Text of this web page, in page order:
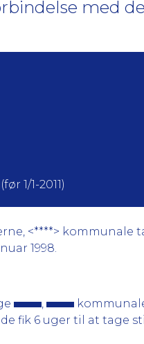
med
1/1-2011)
<****> kommunale
1998.
,
fik 6 uger til at